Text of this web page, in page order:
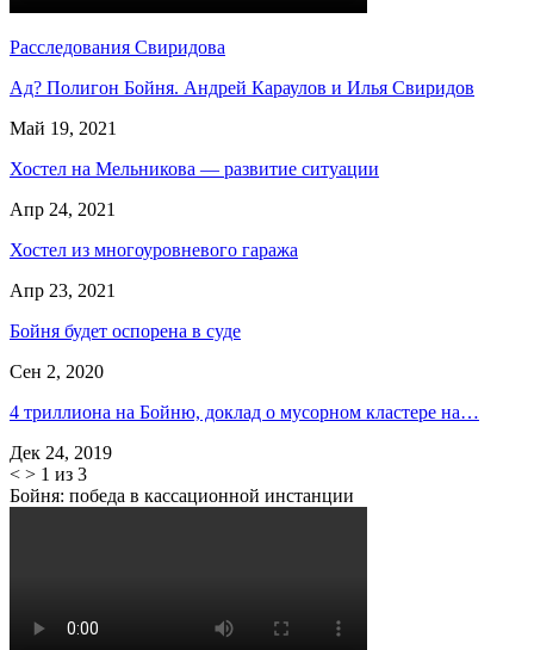
Расследования Свиридова
Ад? Полигон Бойня. Андрей Караулов и Илья Свиридов
Май 19, 2021
Хостел на Мельникова — развитие ситуации
Апр 24, 2021
Хостел из многоуровневого гаража
Апр 23, 2021
Бойня будет оспорена в суде
Сен 2, 2020
4 триллиона на Бойню, доклад о мусорном кластере на…
Дек 24, 2019
< > 1 из 3
Бойня: победа в кассационной инстанции